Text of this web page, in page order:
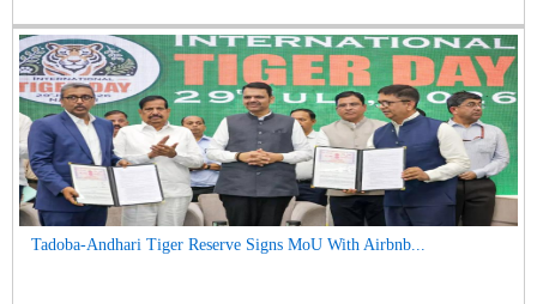
Tadoba-Andhari Tiger Reserve Signs MoU With Airbnb...